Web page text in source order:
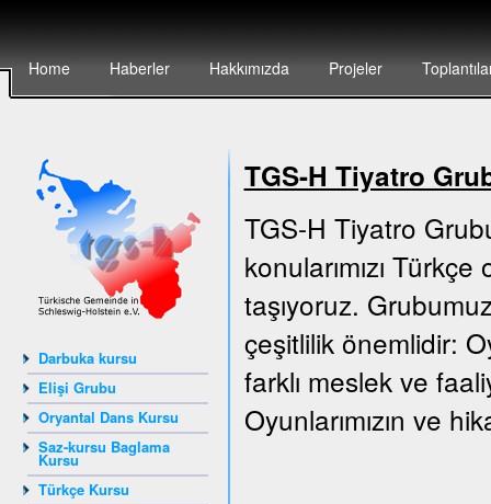
Home Haberler Hakkımızda Projeler
Darbuka kursu
Elişi Grubu
Oryantal Dans Kursu
Saz-kursu Baglama
Kursu
Türkçe Kursu
TGS-H Tiyatro
TGS-H Tiyatro
konularımızı
taşıyoruz.
çeşitlilik önemlidir:
farklı meslek ve
Oyunlarımızın ve